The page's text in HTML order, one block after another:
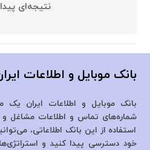
نتیجه‌ای
بانک موبایل و اطلاعات
بانک موبایل و اطلاعات ایران یک
شماره‌های تماس و اطلاعات مشاغل و
استفاده از این بانک اطلاعاتی،
خود دسترسی پیدا کنید و